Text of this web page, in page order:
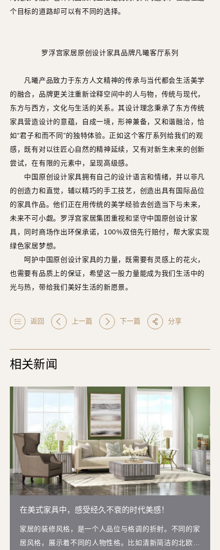
个目标的道路却可以有不同的选择。
罗浮宫家居原创设计家具品牌凡曦客厅系列
凡曦产品致力于东方人文精神的传承与当代都会生活美学
的融合，品牌更关注重新诠释空间中的人与物，传统与现代，
东方与西方，文化与生活的关系。其设计理念秉承了东方传统
家具营造设计的意蕴，自成一境，形神兼备，又和谐融洽，恰
如“君子和而不同”的独特体验。正如这个客厅系列给我们的观
感，既有对以往匠心自然的精神延续，又有对新生未来的创新
尝试，在有限的元素中，呈现高级感。
中国原创设计家具拥有自己的设计语言和情绪，并以非凡
的创造力和直觉，辅以精巧的手工技艺，创造出具有国际品位
的家具作品。他们正在用传统的美学经验去创造当下与未来，
未来不可小觑。罗浮宫家居集团重视和坚守中国原创设计家
具，同时商场作出环保承诺，100%双倍先行赔付，帮大家实现
绿色家居梦想。
呵护中国原创设计家具的力量，既需要有灵感上的花火，
也需要有品质上的保证，希望这一股力量能成为我们生活中的
光与热，带给我们美好生活的新愿景。
返回 上一篇 下一篇 分享
相关新闻
在美式家具中，感受经久不衰的时代美感！
家居的装修风格，是一个人品位与格调的折射。不同的家
居风格，展示着不同的人物性格。比如清新简洁的北欧